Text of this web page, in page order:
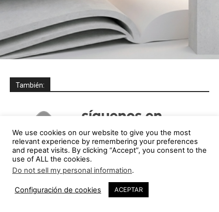
También:
We use cookies on our website to give you the most
relevant experience by remembering your preferences
and repeat visits. By clicking “Accept”, you consent to the
use of ALL the cookies.
Do not sell my personal information.
Configuración de cookies ACEPTAR